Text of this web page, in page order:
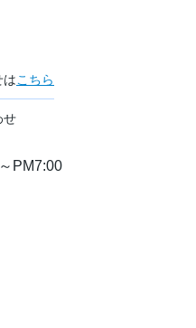
はこちら
せ
PM7:00